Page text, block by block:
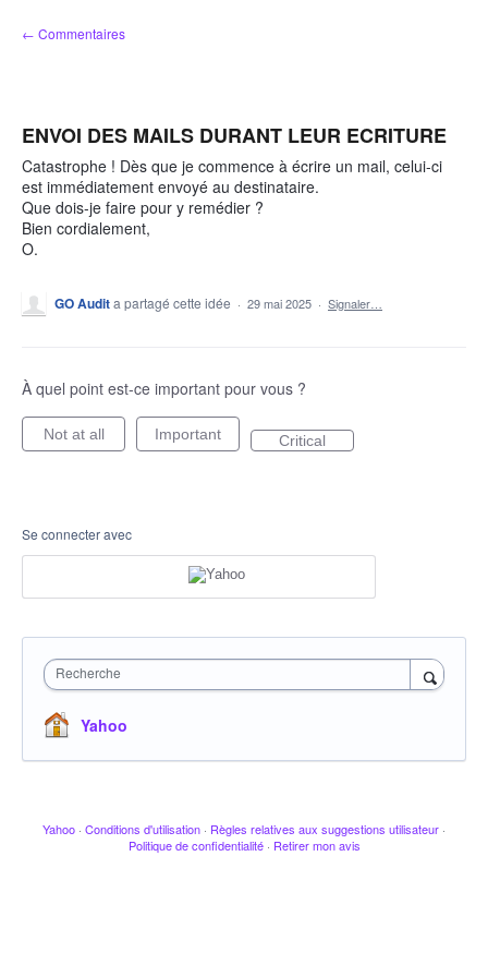
Aller
au
← Commentaires
ENVOI DES MAILS DURANT LEUR ECRITURE
Catastrophe ! Dès que je commence à écrire un mail, celui-ci
est immédiatement envoyé au destinataire.
Que dois-je faire pour y remédier ?
Bien cordialement,
O.
GO Audita partagé cette idée · 29 mai 2025 · Signaler…
À quel point est-ce important pour vous ?
Not at all Important Critical
Se connecter avec
Recherche
Yahoo
Yahoo · Conditions d'utilisation · Règles relatives aux suggestions utilisateur ·
Politique de confidentialité · Retirer mon avis